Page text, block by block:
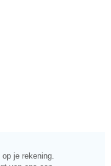
je rekening.